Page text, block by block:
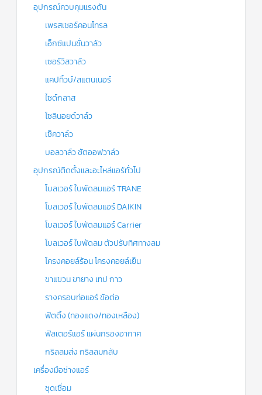
อุปกรณ์ควบคุมแรงดัน
เพรสเชอร์คอนโทรล
เอ็กซ์แปนชั่นวาล์ว
เซอร์วิสวาล์ว
แคปทิ้วบ์/สแตนเนอร์
ไซด์กลาส
โซลินอยด์วาล์ว
เช็ควาล์ว
บอลวาล์ว ชัตออฟวาล์ว
อุปกรณ์ติดตั้งและอะไหล่แอร์ทั่วไป
โบลเวอร์ ใบพัดลมแอร์ TRANE
โบลเวอร์ ใบพัดลมแอร์ DAIKIN
โบลเวอร์ ใบพัดลมแอร์ Carrier
โบลเวอร์ ใบพัดลม ตัวปรับทิศทางลม
โครงคอยล์ร้อน โครงคอยล์เย็น
ขาแขวน ขายาง เทป กาว
รางครอบท่อแอร์ ข้อต่อ
ฟิตติ้ง (ทองแดง/ทองเหลือง)
ฟิลเตอร์แอร์ แผ่นกรองอากาศ
กริลลมส่ง กริลลมกลับ
เครื่องมือช่างแอร์
ชุดเชื่อม